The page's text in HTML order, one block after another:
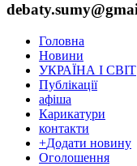
Головна
Новини
УКРАЇНА І СВІТ
Публікації
афіша
Карикатури
контакти
+Додати новину
Оголошення